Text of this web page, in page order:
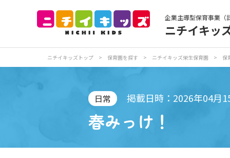
企業主導型保育事業（
ニチイキッ
写真販売サービス
ニチイキッズトップ > 保育園を探す > ニチイキッズ栄生保育園 > 保
日常 掲載日時：2026年04月
春みっけ！